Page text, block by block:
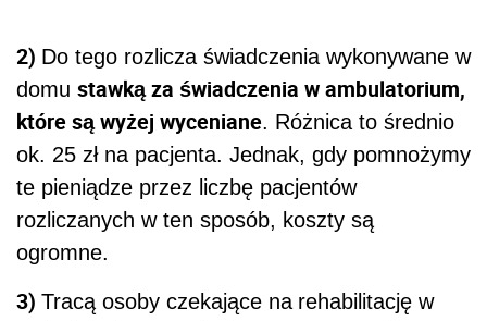
2) Do tego rozlicza świadczenia wykonywane w
domu stawką za świadczenia w ambulatorium,
które są wyżej wyceniane. Różnica to średnio
ok. 25 zł na pacjenta. Jednak, gdy pomnożymy
te pieniądze przez liczbę pacjentów
rozliczanych w ten sposób, koszty są
ogromne.
3) Tracą osoby czekające na rehabilitację w